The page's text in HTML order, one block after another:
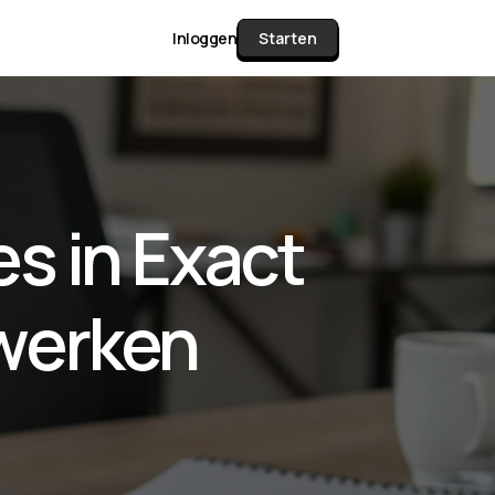
Matrix
alle pakketten en mogelijkheden
documenten verzamelen en facturen
tot controleren, boeken, bank
& klant dashboard.
Inloggen Starten
in Exact